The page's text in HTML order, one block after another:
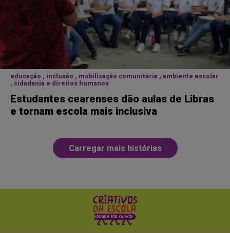
educação , inclusão , mobilização comunitária , ambiente escolar
, cidadania e direitos humanos
Estudantes cearenses dão aulas de Libras
e tornam escola mais inclusiva
Carregar mais histórias